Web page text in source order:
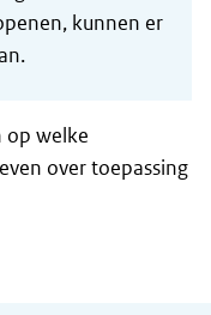
kunnen er
op welke
over toepassing